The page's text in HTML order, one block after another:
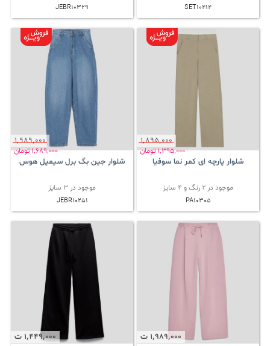
SET10414
JEBR10329
1٬895٬000
1٬395٬000تومان
شلوار پارچه ای کمر نما سوفیا
موجود در 2 رنگ و 4 سایز
PA10305
1٬989٬000
1٬689٬000تومان
شلوار جین بگ برل سیمپل هوس
موجود در 3 سایز
JEBR10251
1٬989٬000 ت
1٬449٬000 ت